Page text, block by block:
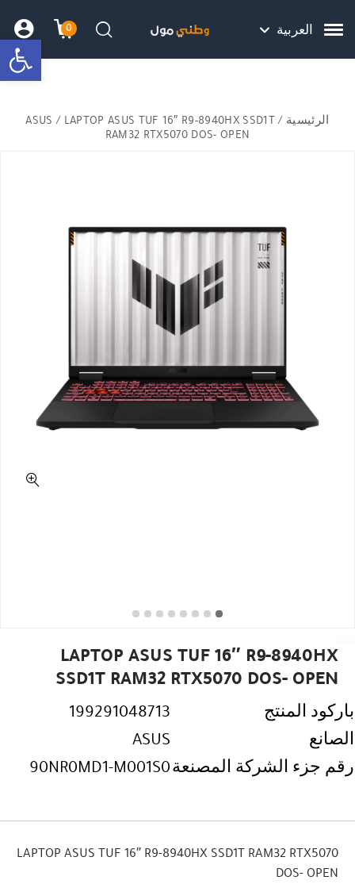
هل نزلت التطبيق ليصلك كل جديد ؟
العربية 0
עגלתחיפוש
الرئيسية /
ASUS / LAPTOP ASUS TUF 16″ R9-8940HX SSD1T
RAM32 RTX5070 DOS- OPEN
LAPTOP ASUS TUF 16″ R9-8940HX
SSD1T RAM32 RTX5070 DOS- OPEN
باركود المنتج
199291048713
الصانع
ASUS
رقم جزء الشركة المصنعة90NR0MD1-M001S0
LAPTOP ASUS TUF 16″ R9-8940HX SSD1T RAM32 RTX5070
DOS- OPEN